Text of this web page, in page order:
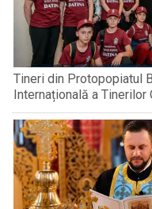
Tineri din Protopopiatul
Internațională a